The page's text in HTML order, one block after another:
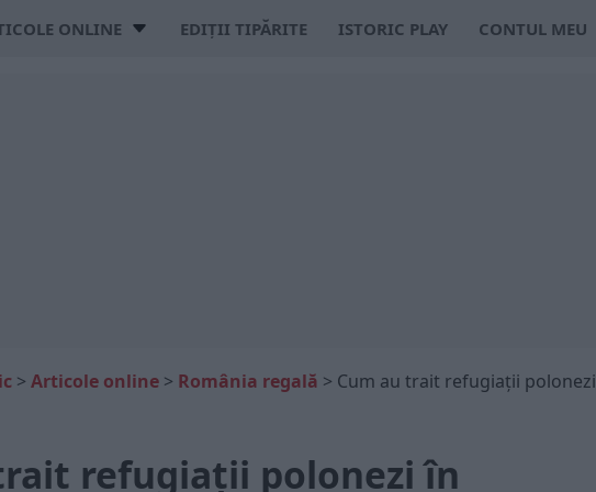
ONLINE EDIȚII TIPĂRITE ISTORIC PLAY CONTUL MEU
> Articole online > România regală > Cum au trait refugiații polonezi
refugiații polonezi în